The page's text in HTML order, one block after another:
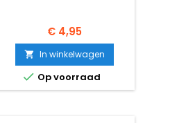
Prijs
€ 4,95
 In winkelwagen
 Op voorraad